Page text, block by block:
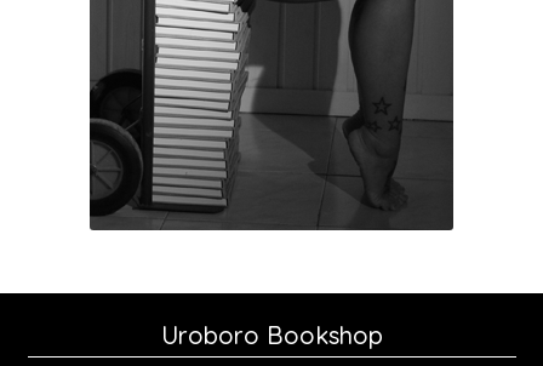
Uroboro Bookshop